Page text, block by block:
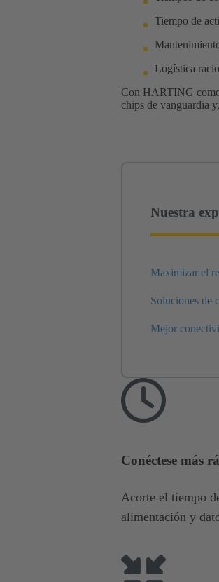
Tiempo de
Logística
Con HARTING como
chips de vanguardia
Nuestra
Maximizar el
Soluciones de
Mejor
Conéctese más
Acorte el tiempo
alimentación y